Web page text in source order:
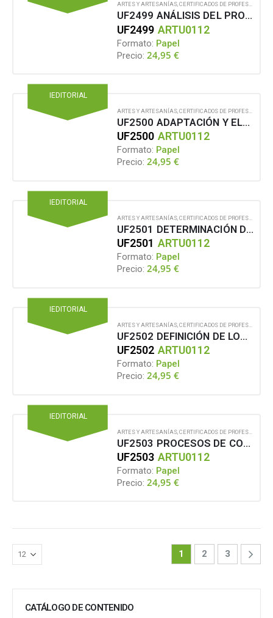
ARTES Y ARTESANÍAS,CERTIFICADOS DE PROFESIONALIDAD
UF2499 ANÁLISIS DEL PROYECTO ESCENOGRÁFICO PARA LA CONSTRUCCIÓN DEL DECORADO DE ESPECTÁCULOS EN VIVO, EVENTOS Y AUDIOVISUAL
UF2499 ARTU0112
Formato: Papel
Precio: 24,95€
IEDITORIAL
ARTES Y ARTESANÍAS,CERTIFICADOS DE PROFESIONALIDAD
UF2500 ADAPTACIÓN Y ELABORACIÓN DEL PROYECTO ESCENOGRÁFICO PARA SU CONSTRUCCIÓN
UF2500 ARTU0112
Formato: Papel
Precio: 24,95€
IEDITORIAL
ARTES Y ARTESANÍAS CERTIFICADOS DE PROFESIONALIDAD
UF2501 DETERMINACIÓN DE LAS CARACTERÍSTICAS TÉCNICAS DE LA CONSTRUCCIÓN DEL DECORADO ESCENOGRÁFICO
UF2501 ARTU0112
Formato: Papel
Precio: 24,95€
IEDITORIAL
ARTES Y ARTESANÍAS CERTIFICADOS DE PROFESIONALIDAD
UF2502 DEFINICIÓN DE LOS RECURSOS HUMANOS Y MATERIALES PARA LA CONSTRUCCIÓN DEL DECORADO
UF2502 ARTU0112
Formato: Papel
Precio: 24,95€
IEDITORIAL
ARTES Y ARTESANÍAS CERTIFICADOS DE PROFESIONALIDAD
UF2503 PROCESOS DE CONSTRUCCIÓN DE ESTRUCTURAS PARA ELEMENTOS ESCENOGRÁFICOS
UF2503 ARTU0112
Formato: Papel
Precio: 24,95€
1 2 3
CATÁLOGO DE CONTENIDO